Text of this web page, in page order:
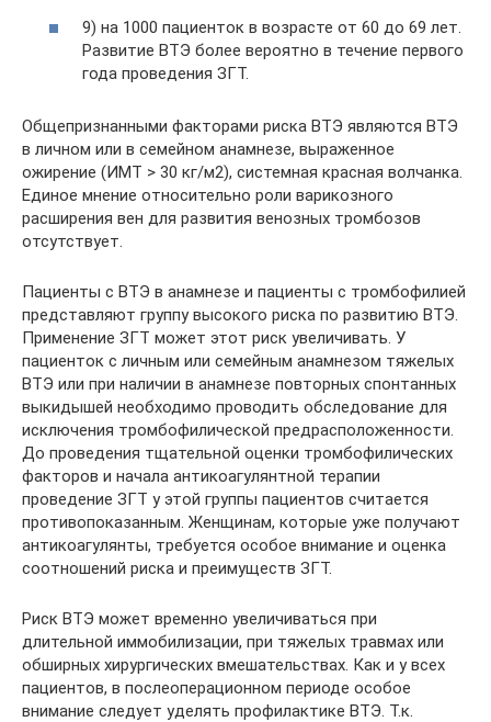
9) на 1000 пациенток в возрасте от 60 до 69 лет.
Развитие ВТЭ более вероятно в течение первого
года проведения ЗГТ.
Общепризнанными факторами риска ВТЭ являются ВТЭ
в личном или в семейном анамнезе, выраженное
ожирение (ИМТ > 30 кг/м2), системная красная волчанка.
Единое мнение относительно роли варикозного
расширения вен для развития венозных тромбозов
отсутствует.
Пациенты с ВТЭ в анамнезе и пациенты с тромбофилией
представляют группу высокого риска по развитию ВТЭ.
Применение ЗГТ может этот риск увеличивать. У
пациенток с личным или семейным анамнезом тяжелых
ВТЭ или при наличии в анамнезе повторных спонтанных
выкидышей необходимо проводить обследование для
исключения тромбофилической предрасположенности.
До проведения тщательной оценки тромбофилических
факторов и начала антикоагулянтной терапии
проведение ЗГТ у этой группы пациентов считается
противопоказанным. Женщинам, которые уже получают
антикоагулянты, требуется особое внимание и оценка
соотношений риска и преимуществ ЗГТ.
Риск ВТЭ может временно увеличиваться при
длительной иммобилизации, при тяжелых травмах или
обширных хирургических вмешательствах. Как и у всех
пациентов, в послеоперационном периоде особое
внимание следует уделять профилактике ВТЭ. Т.к.